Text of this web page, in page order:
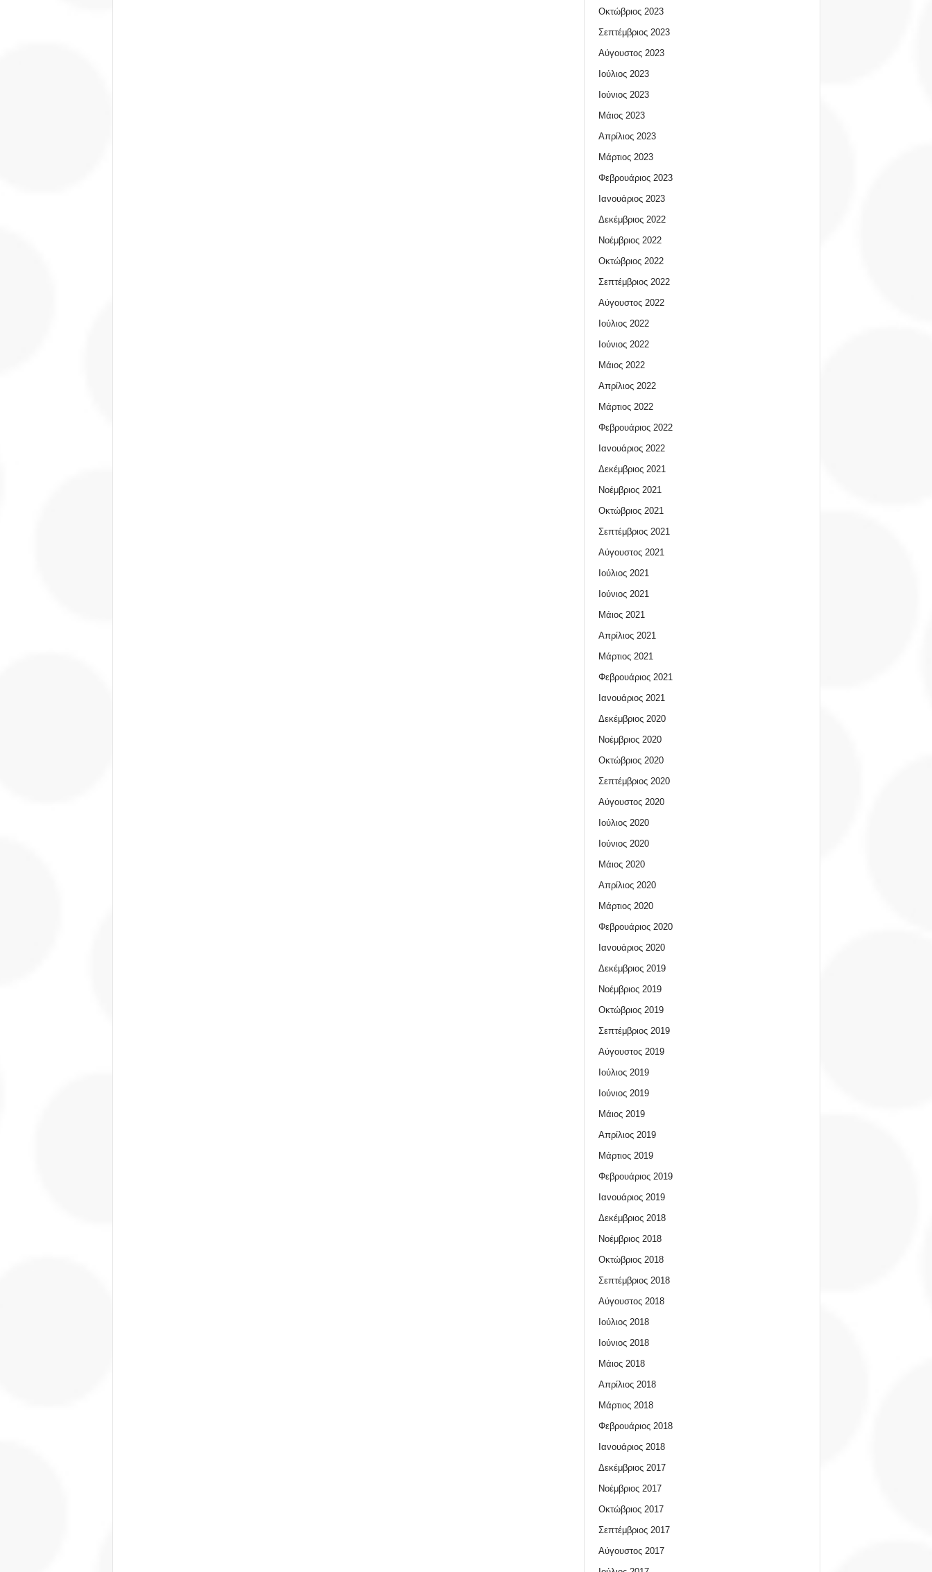
Οκτώβριος 2023
Σεπτέμβριος 2023
Αύγουστος 2023
Ιούλιος 2023
Ιούνιος 2023
Μάιος 2023
Απρίλιος 2023
Μάρτιος 2023
Φεβρουάριος 2023
Ιανουάριος 2023
Δεκέμβριος 2022
Νοέμβριος 2022
Οκτώβριος 2022
Σεπτέμβριος 2022
Αύγουστος 2022
Ιούλιος 2022
Ιούνιος 2022
Μάιος 2022
Απρίλιος 2022
Μάρτιος 2022
Φεβρουάριος 2022
Ιανουάριος 2022
Δεκέμβριος 2021
Νοέμβριος 2021
Οκτώβριος 2021
Σεπτέμβριος 2021
Αύγουστος 2021
Ιούλιος 2021
Ιούνιος 2021
Μάιος 2021
Απρίλιος 2021
Μάρτιος 2021
Φεβρουάριος 2021
Ιανουάριος 2021
Δεκέμβριος 2020
Νοέμβριος 2020
Οκτώβριος 2020
Σεπτέμβριος 2020
Αύγουστος 2020
Ιούλιος 2020
Ιούνιος 2020
Μάιος 2020
Απρίλιος 2020
Μάρτιος 2020
Φεβρουάριος 2020
Ιανουάριος 2020
Δεκέμβριος 2019
Νοέμβριος 2019
Οκτώβριος 2019
Σεπτέμβριος 2019
Αύγουστος 2019
Ιούλιος 2019
Ιούνιος 2019
Μάιος 2019
Απρίλιος 2019
Μάρτιος 2019
Φεβρουάριος 2019
Ιανουάριος 2019
Δεκέμβριος 2018
Νοέμβριος 2018
Οκτώβριος 2018
Σεπτέμβριος 2018
Αύγουστος 2018
Ιούλιος 2018
Ιούνιος 2018
Μάιος 2018
Απρίλιος 2018
Μάρτιος 2018
Φεβρουάριος 2018
Ιανουάριος 2018
Δεκέμβριος 2017
Νοέμβριος 2017
Οκτώβριος 2017
Σεπτέμβριος 2017
Αύγουστος 2017